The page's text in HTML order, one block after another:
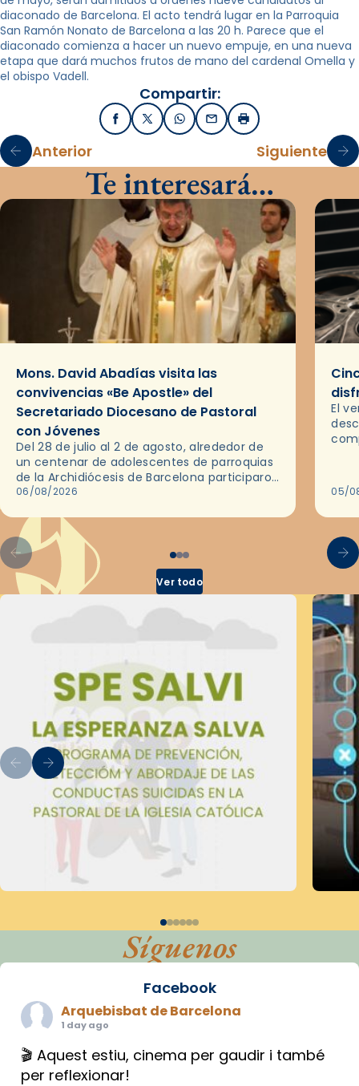
diaconado de Barcelona. El acto tendrá lugar en la Parroquia
San Ramón Nonato de Barcelona a las 20 h. Parece que el
diaconado comienza a hacer un nuevo empuje, en una nueva
etapa que dará muchos frutos de mano del cardenal Omella y
el obispo Vadell.
Compartir:
FacebookX / TwitterWhatsApp
EmailImprimir
Anterior Siguiente
Te interesará…
Mons. David Abadías visita las
convivencias «Be Apostle» del
Secretariado Diocesano de Pastoral
con Jóvenes
Del 28 de julio al 2 de agosto, alrededor de
un centenar de adolescentes de parroquias
de la Archidiócesis de Barcelona participaron
en las convivencias Be Apostle, organizadas
06/08/2026
El
05/
Ver todo
Síguenos
Facebook
Arquebisbat de Barcelona
1 day ago
🎬 Aquest estiu, cinema per gaudir i també
per reflexionar!